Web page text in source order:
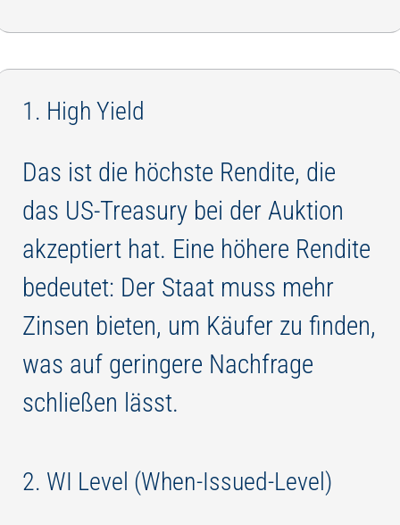
1. High Yield
Das ist die höchste Rendite, die
das US-Treasury bei der Auktion
akzeptiert hat. Eine höhere Rendite
bedeutet: Der Staat muss mehr
Zinsen bieten, um Käufer zu finden,
was auf geringere Nachfrage
schließen lässt.
2. WI Level (When-Issued-Level)